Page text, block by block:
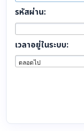
รหัสผ่าน:
เวลาอยู่ในระบบ: